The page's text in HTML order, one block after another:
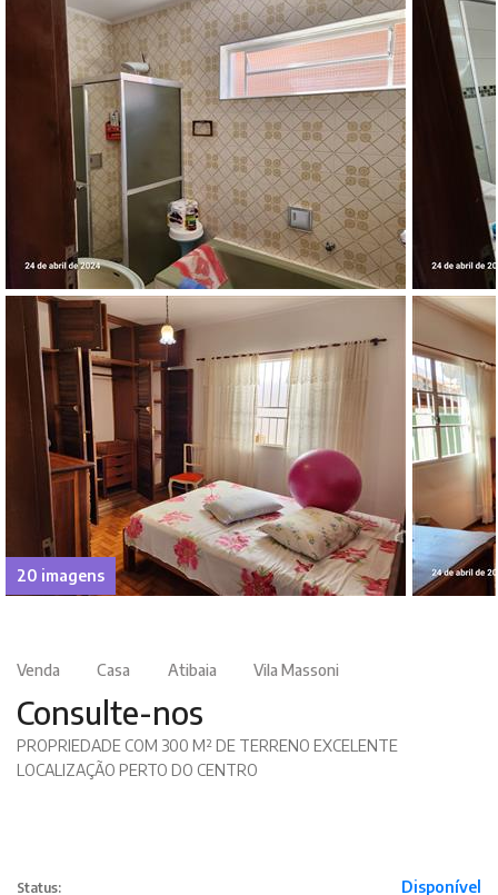
20 imagens
Venda Casa Atibaia Vila Massoni
Consulte-nos
PROPRIEDADE COM 300 M² DE TERRENO EXCELENTE
LOCALIZAÇÃO PERTO DO CENTRO
Status: Disponível